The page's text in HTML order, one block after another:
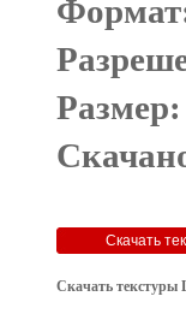
Скачать текстуры